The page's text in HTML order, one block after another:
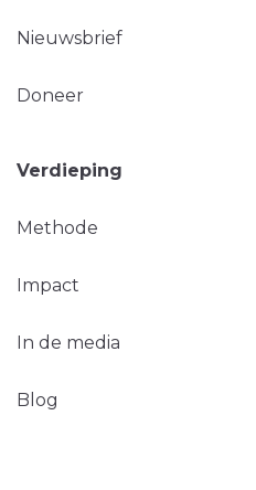
Nieuwsbrief
Doneer
Verdieping
Methode
Impact
In de media
Blog